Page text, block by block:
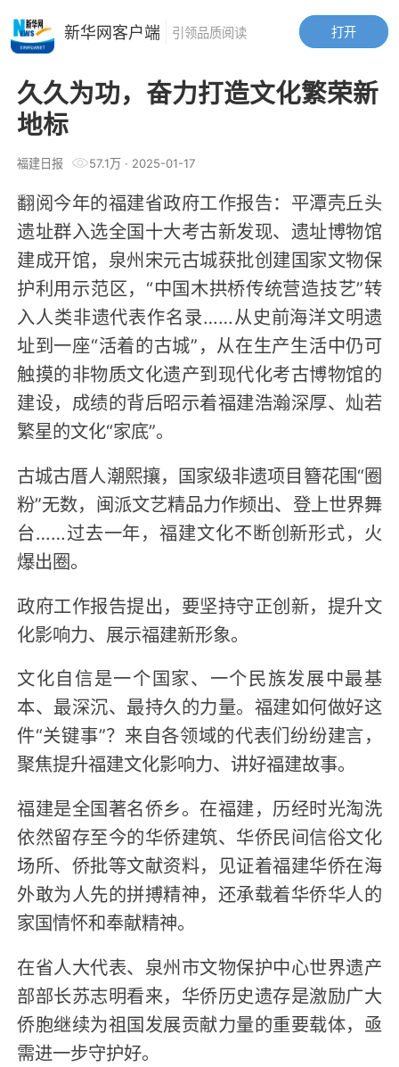
久久为功，奋力打造文化繁荣新
地标
福建日报 57.1万· 2025-01-17
翻阅今年的福建省政府工作报告：平潭壳丘头
遗址群入选全国十大考古新发现、遗址博物馆
建成开馆，泉州宋元古城获批创建国家文物保
护利用示范区，“中国木拱桥传统营造技艺”转
入人类非遗代表作名录……从史前海洋文明遗
址到一座“活着的古城”，从在生产生活中仍可
触摸的非物质文化遗产到现代化考古博物馆的
建设，成绩的背后昭示着福建浩瀚深厚、灿若
繁星的文化“家底”。
古城古厝人潮熙攘，国家级非遗项目簪花围“圈
粉”无数，闽派文艺精品力作频出、登上世界舞
台……过去一年，福建文化不断创新形式，火
爆出圈。
政府工作报告提出，要坚持守正创新，提升文
化影响力、展示福建新形象。
文化自信是一个国家、一个民族发展中最基
本、最深沉、最持久的力量。福建如何做好这
件“关键事”？来自各领域的代表们纷纷建言，
聚焦提升福建文化影响力、讲好福建故事。
福建是全国著名侨乡。在福建，历经时光淘洗
依然留存至今的华侨建筑、华侨民间信俗文化
场所、侨批等文献资料，见证着福建华侨在海
外敢为人先的拼搏精神，还承载着华侨华人的
家国情怀和奉献精神。
在省人大代表、泉州市文物保护中心世界遗产
部部长苏志明看来，华侨历史遗存是激励广大
侨胞继续为祖国发展贡献力量的重要载体，亟
需进一步守护好。
打开
新华网客户端 引领品质阅读